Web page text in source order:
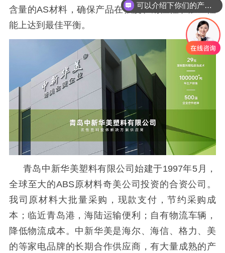
含量的AS材料，确保产品在强度、耐温性和加工性
能上达到最佳平衡。
青岛中新华美塑料有限公司始建于1997年5月，
全球至大的ABS原材料奇美公司投资的合资公司。
我司原材料大批量采购，现款支付，节约采购成
本；临近青岛港，海陆运输便利；自有物流车辆，
降低物流成本。中新华美是海尔、海信、格力、美
的等家电品牌的长期合作供应商，有大量成熟的产
可以介绍下你们的产品么